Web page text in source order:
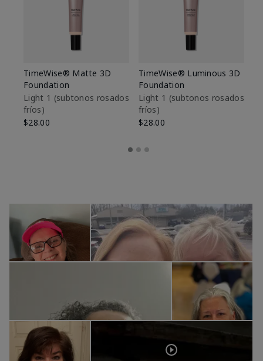
TimeWise® Matte 3D
Foundation
Light 1​ (subtonos rosados
fríos)
$28.00
TimeWise® Luminous 3D
Foundation
Light 1​ (subtonos rosados
fríos)
$28.00